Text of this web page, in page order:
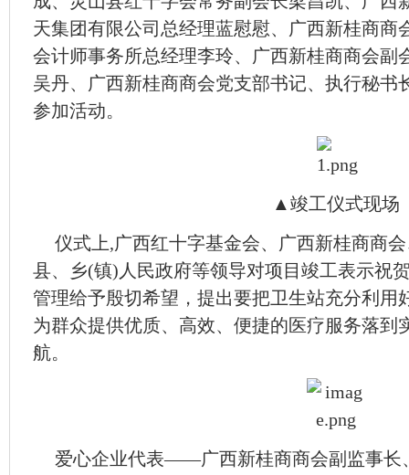
天集团有限公司总经理蓝慰慰、广西新桂商商
会计师事务所总经理李玲、广西新桂商商会副
吴丹、广西新桂商商会党支部书记、执行秘书
参加活动。
▲竣工仪式现场
仪式上,广西红十字基金会、广西新桂商商
县、乡(镇)人民政府等领导对项目竣工表示祝
管理给予殷切希望，提出要把卫生站充分利用
为群众提供优质、高效、便捷的医疗服务落到
航。
爱心企业代表——广西新桂商商会副监事长